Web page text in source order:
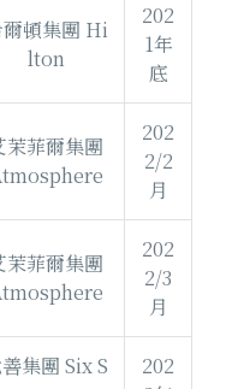
頓集團 Hi
lton
202
1年
底
茉菲爾集團
202
2/2
月
茉菲爾集團
202
2/3
月
集團 Six S
202